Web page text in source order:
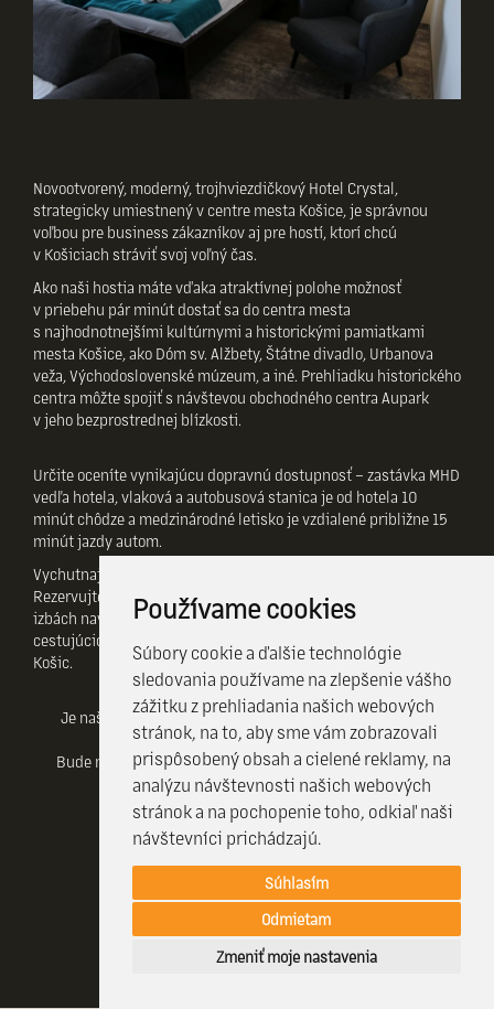
Používame cookies
Súbory cookie a ďalšie technológie
sledovania používame na zlepšenie vášho
zážitku z prehliadania našich webových
stránok, na to, aby sme vám zobrazovali
prispôsobený obsah a cielené reklamy, na
analýzu návštevnosti našich webových
stránok a na pochopenie toho, odkiaľ naši
návštevníci prichádzajú.
Súhlasím
Odmietam
Zmeniť moje nastavenia
Novootvorený, moderný, trojhviezdičkový Hotel Crystal,
strategicky umiestnený v centre mesta Košice, je správnou
voľbou pre business zákazníkov aj pre hostí, ktorí chcú
v Košiciach stráviť svoj voľný čas.
Ako naši hostia máte vďaka atraktívnej polohe možnosť
v priebehu pár minút dostať sa do centra mesta
s najhodnotnejšími kultúrnymi a historickými pamiatkami
mesta Košice, ako Dóm sv. Alžbety, Štátne divadlo, Urbanova
veža, Východoslovenské múzeum, a iné. Prehliadku historického
centra môžte spojiť s návštevou obchodného centra Aupark
v jeho bezprostrednej blízkosti.
Určite oceníte vynikajúcu dopravnú dostupnosť – zastávka MHD
vedľa hotela, vlaková a autobusová stanica je od hotela 10
minút chôdze a medzinárodné letisko je vzdialené približne 15
minút jazdy autom.
Vychutnajte si pobyt v Košiciach najlepšie, ako sa len dá.
Rezervujte si ubytovanie v moderne zariadených priestranných
izbách navrhnutých pre súčasné potreby moderných
cestujúcich, obchodných partnerov a ostatných návštevníkov
Košic.
Je našim cieľom, aby ste boli v našom hoteli maximálne
spokojní.
Bude nám potešením privítať vás v Hoteli Crystal a splniť
všetky vaše priania.
REZERVOVAŤ
REZERVOVAŤ